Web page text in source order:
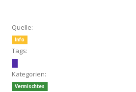
Quelle:
Info
Tags:
Kategorien:
Vermischtes